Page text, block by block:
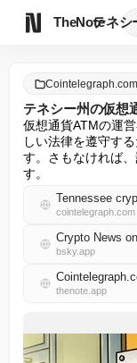
TheNote
テネシー州の仮想
仮想通貨ATMの運
しい法律を遵守す
す。さもなければ
す。
Tennessee
cointelegraph.com
Crypto News
bsky.app
thenote.app